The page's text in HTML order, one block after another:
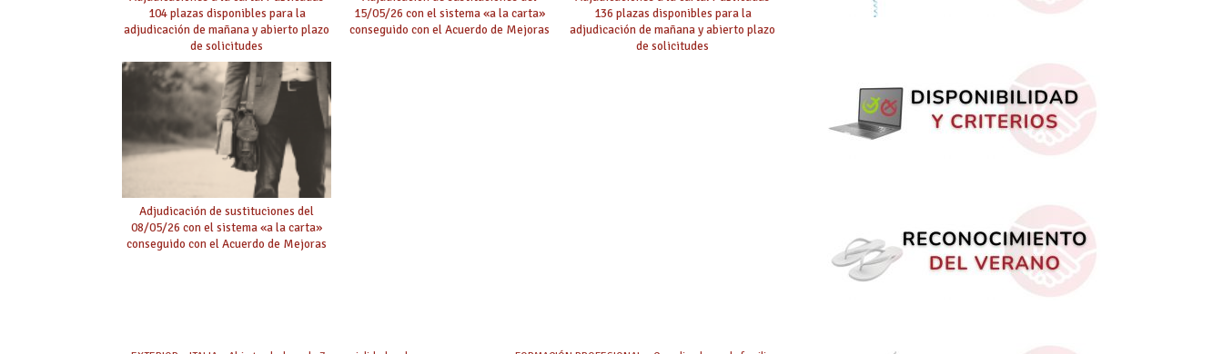
104 plazas disponibles para la
adjudicación de mañana y abierto plazo
de solicitudes
15/05/26 con el sistema «a la carta»
conseguido con el Acuerdo de Mejoras
136 plazas disponibles para la
adjudicación de mañana y abierto plazo
de solicitudes
Adjudicación de sustituciones del
08/05/26 con el sistema «a la carta»
conseguido con el Acuerdo de Mejoras